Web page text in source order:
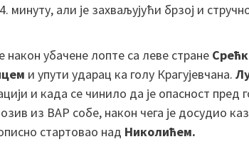
минуту, али је захваљујући брзој и
након убачене лопте са леве стране
и упути ударац ка голу Крагујевчана.
и када се чинило да је опасност пред
из ВАР собе, након чега је досудио
стартовао над Николићем.